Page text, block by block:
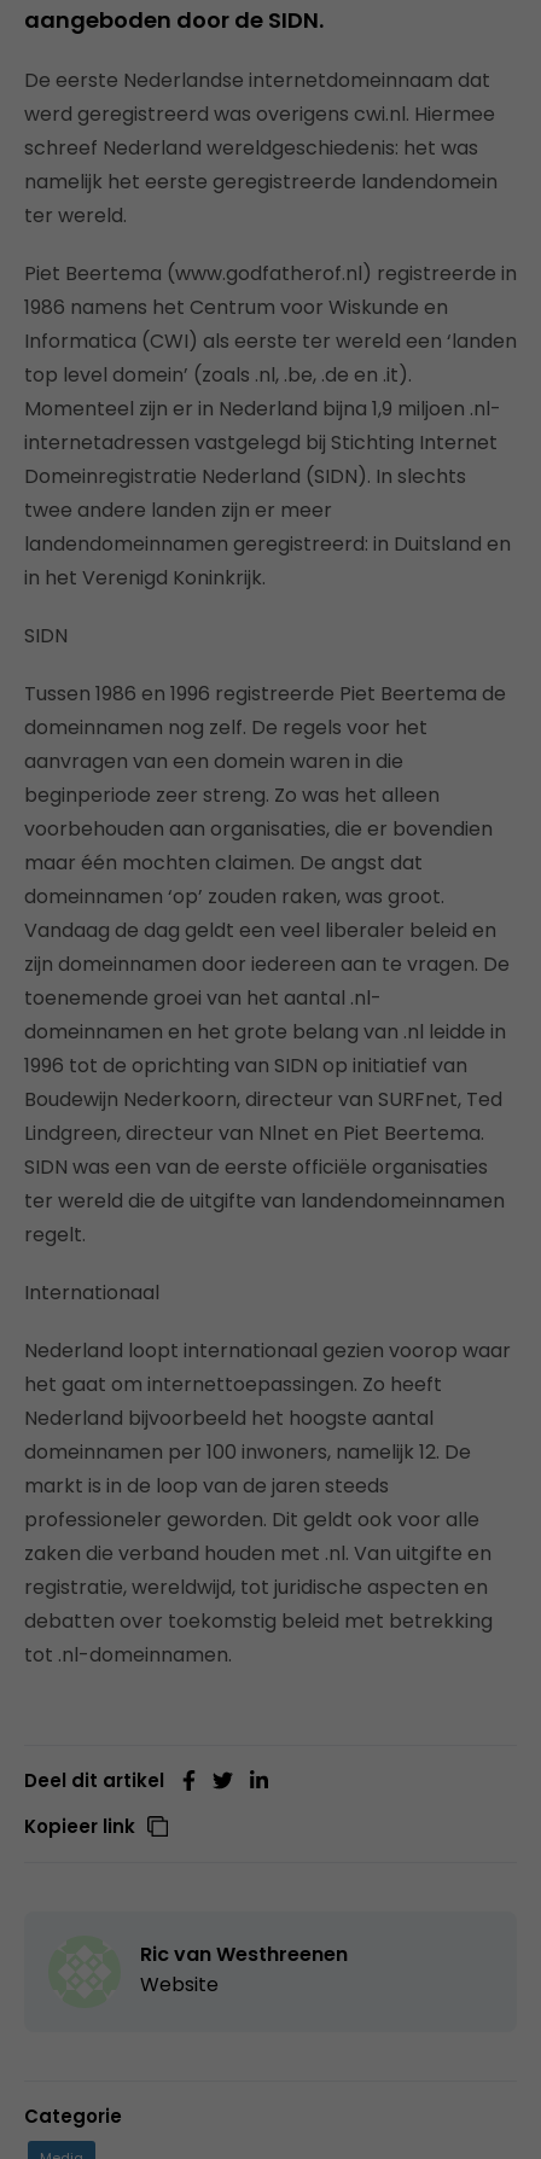
aangeboden door de SIDN.
De eerste Nederlandse internetdomeinnaam dat
werd geregistreerd was overigens cwi.nl. Hiermee
schreef Nederland wereldgeschiedenis: het was
namelijk het eerste geregistreerde landendomein
ter wereld.
Piet Beertema (www.godfatherof.nl) registreerde in
1986 namens het Centrum voor Wiskunde en
Informatica (CWI) als eerste ter wereld een ‘landen
top level domein’ (zoals .nl, .be, .de en .it).
Momenteel zijn er in Nederland bijna 1,9 miljoen .nl-
internetadressen vastgelegd bij Stichting Internet
Domeinregistratie Nederland (SIDN). In slechts
twee andere landen zijn er meer
landendomeinnamen geregistreerd: in Duitsland en
in het Verenigd Koninkrijk.
SIDN
Tussen 1986 en 1996 registreerde Piet Beertema de
domeinnamen nog zelf. De regels voor het
aanvragen van een domein waren in die
beginperiode zeer streng. Zo was het alleen
voorbehouden aan organisaties, die er bovendien
maar één mochten claimen. De angst dat
domeinnamen ‘op’ zouden raken, was groot.
Vandaag de dag geldt een veel liberaler beleid en
zijn domeinnamen door iedereen aan te vragen. De
toenemende groei van het aantal .nl-
domeinnamen en het grote belang van .nl leidde in
1996 tot de oprichting van SIDN op initiatief van
Boudewijn Nederkoorn, directeur van SURFnet, Ted
Lindgreen, directeur van Nlnet en Piet Beertema.
SIDN was een van de eerste officiële organisaties
ter wereld die de uitgifte van landendomeinnamen
regelt.
Internationaal
Nederland loopt internationaal gezien voorop waar
het gaat om internettoepassingen. Zo heeft
Nederland bijvoorbeeld het hoogste aantal
domeinnamen per 100 inwoners, namelijk 12. De
markt is in de loop van de jaren steeds
professioneler geworden. Dit geldt ook voor alle
zaken die verband houden met .nl. Van uitgifte en
registratie, wereldwijd, tot juridische aspecten en
debatten over toekomstig beleid met betrekking
tot .nl-domeinnamen.
Deel dit artikel
Kopieer link
Ric van Westhreenen
Website
Categorie